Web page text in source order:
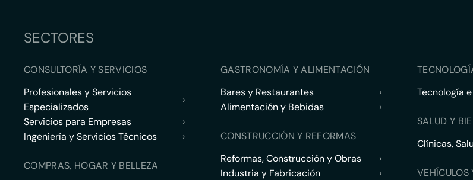
SECTORES
CONSULTORÍA Y SERVICIOS
Profesionales y Servicios
Especializados
›
Servicios para Empresas
›
Ingeniería y Servicios Técnicos
›
COMPRAS, HOGAR Y BELLEZA
GASTRONOMÍA Y ALIMENTACIÓN
Bares y Restaurantes
›
Alimentación y Bebidas
›
CONSTRUCCIÓN Y REFORMAS
Reformas, Construcción y Obras
›
Industria y Fabricación
›
Tecnología
SALUD Y
Clínicas,
VEHÍCULOS